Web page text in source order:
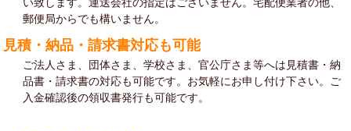
郵便局からでも構いません。
見積・納品・請求書対応も可能
ご法人さま、団体さま、学校さま、官公庁さま等へは見積書・納
品書・請求書の対応も可能です。お気軽にお申し付け下さい。ご
入金確認後の領収書発行も可能です。